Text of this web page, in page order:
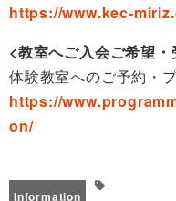
https://www.kec-
<教室へご入会ご希望
体験教室へのご予約・
https://
on/
Information